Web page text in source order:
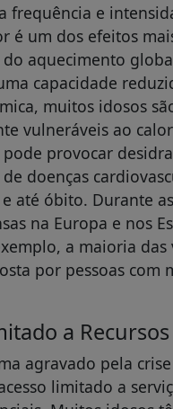
frequência e
é um dos efeitos
do aquecimento
capacidade
muitos idosos
vulneráveis ao calor
provocar
doenças
até óbito. Durante
na Europa e nos
a maioria das
por pessoas com
a Recursos
agravado pela crise
limitado a